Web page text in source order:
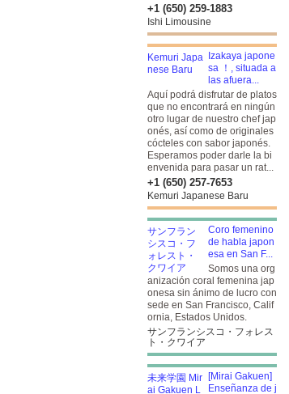
+1 (650) 259-1883
Ishi Limousine
Izakaya japone
sa ！, situada a
las afuera...
Aquí podrá disfrutar de platos
que no encontrará en ningún
otro lugar de nuestro chef jap
onés, así como de originales
cócteles con sabor japonés.
Esperamos poder darle la bi
envenida para pasar un rat...
+1 (650) 257-7653
Kemuri Japanese Baru
Coro femenino
de habla japon
esa en San F...
Somos una org
anización coral femenina jap
onesa sin ánimo de lucro con
sede en San Francisco, Calif
ornia, Estados Unidos.
サンフランシスコ・フォレス
ト・クワイア
[Mirai Gakuen]
Enseñanza de j